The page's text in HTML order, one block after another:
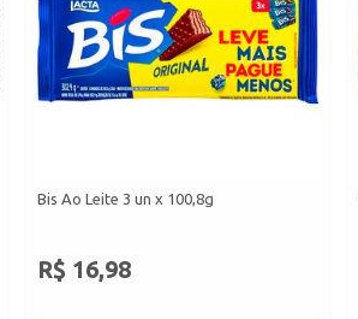
Bis Ao Leite 3 un x 100,8g
R$ 16,98